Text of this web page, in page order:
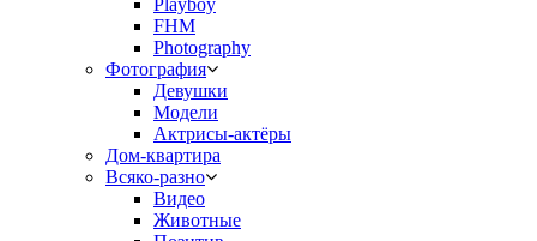
FHM
Photography
Фотография
Девушки
Модели
Актрисы-актёры
Дом-квартира
Всяко-разно
Видео
Животные